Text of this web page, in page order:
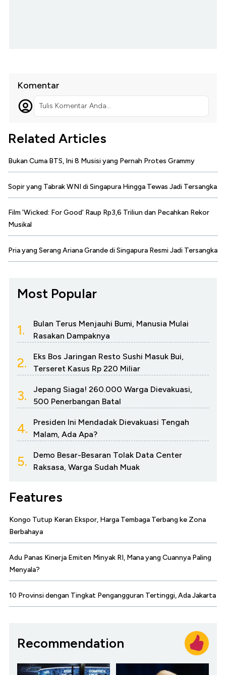
Komentar
Tulis Komentar Anda...
Related Articles
Bukan Cuma BTS, Ini 8 Musisi yang Pernah Protes Grammy
Sopir yang Tabrak WNI di Singapura Hingga Tewas Jadi Tersangka
Film 'Wicked: For Good' Raup Rp3,6 Triliun dan Pecahkan Rekor
Musikal
Pria yang Serang Ariana Grande di Singapura Resmi Jadi Tersangka
Most Popular
1.
Bulan Terus Menjauhi Bumi, Manusia Mulai
Rasakan Dampaknya
2.
Eks Bos Jaringan Resto Sushi Masuk Bui,
Terseret Kasus Rp 220 Miliar
3.
Jepang Siaga! 260.000 Warga Dievakuasi,
500 Penerbangan Batal
4.
Presiden Ini Mendadak Dievakuasi Tengah
Malam, Ada Apa?
5.
Demo Besar-Besaran Tolak Data Center
Raksasa, Warga Sudah Muak
Features
Kongo Tutup Keran Ekspor, Harga Tembaga Terbang ke Zona
Berbahaya
Adu Panas Kinerja Emiten Minyak RI, Mana yang Cuannya Paling
Menyala?
10 Provinsi dengan Tingkat Pengangguran Tertinggi, Ada Jakarta
Recommendation